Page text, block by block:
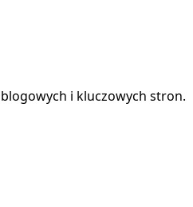
i kluczowych stron.